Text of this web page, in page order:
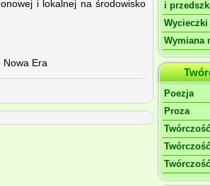
i lokalnej na środowisko
Nowa Era
i
Wymiana
Poezja
Proza